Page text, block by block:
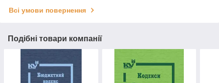
Всі умови повернення
Подібні товари компанії